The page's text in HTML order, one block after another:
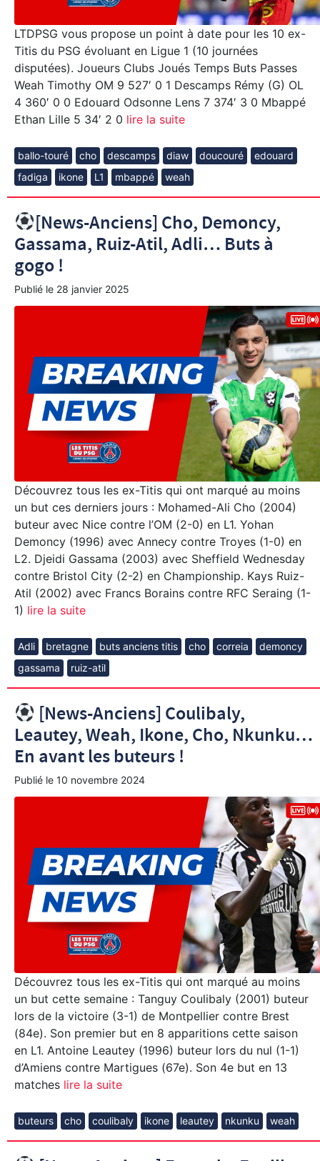
LTDPSG vous propose un point à date pour les 10 ex-
Titis du PSG évoluant en Ligue 1 (10 journées
disputées). Joueurs Clubs Joués Temps Buts Passes
Weah Timothy OM 9 527′ 0 1 Descamps Rémy (G) OL
4 360′ 0 0 Edouard Odsonne Lens 7 374′ 3 0 Mbappé
Ethan Lille 5 34′ 2 0 lire la suite
ballo-touré cho descamps diaw doucouré
edouard
fadiga
ikone L1 mbappé weah
[News-Anciens] Cho, Demoncy,
Gassama, Ruiz-Atil, Adli… Buts à
gogo !
Publié le 28 janvier 2025
Découvrez tous les ex-Titis qui ont marqué au moins
un but ces derniers jours : Mohamed-Ali Cho (2004)
buteur avec Nice contre l’OM (2-0) en L1. Yohan
Demoncy (1996) avec Annecy contre Troyes (1-0) en
L2. Djeidi Gassama (2003) avec Sheffield Wednesday
contre Bristol City (2-2) en Championship. Kays Ruiz-
Atil (2002) avec Francs Borains contre RFC Seraing (1-
1) lire la suite
Adli bretagne buts anciens titis cho correia
demoncy
gassama
ruiz-atil
[News-Anciens] Coulibaly,
Leautey, Weah, Ikone, Cho, Nkunku…
En avant les buteurs !
Publié le 10 novembre 2024
Découvrez tous les ex-Titis qui ont marqué au moins
un but cette semaine : Tanguy Coulibaly (2001) buteur
lors de la victoire (3-1) de Montpellier contre Brest
(84e). Son premier but en 8 apparitions cette saison
en L1. Antoine Leautey (1996) buteur lors du nul (1-1)
d’Amiens contre Martigues (67e). Son 4e but en 13
matches lire la suite
buteurs cho coulibaly ikone leautey nkunku weah